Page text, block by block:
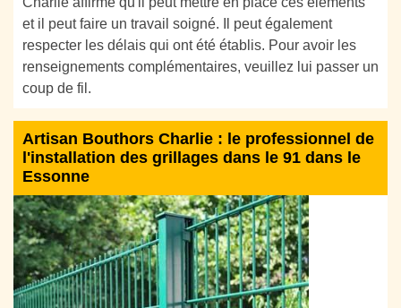
et il peut faire un travail soigné. Il peut également
respecter les délais qui ont été établis. Pour avoir les
renseignements complémentaires, veuillez lui passer un
coup de fil.
Artisan Bouthors Charlie : le professionnel de
l'installation des grillages dans le 91 dans le
Essonne